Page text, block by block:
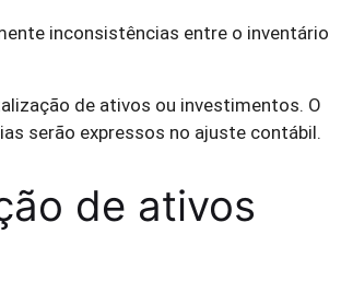
inconsistências entre o inventário
de ativos ou investimentos. O
serão expressos no ajuste contábil.
de ativos